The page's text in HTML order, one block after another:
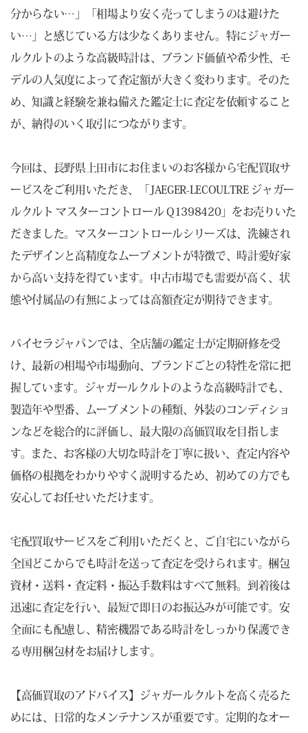
分からない…」「相場より安く売ってしまうのは避けた
い…」と感じている方は少なくありません。特にジャガー
ルクルトのような高級時計は、ブランド価値や希少性、モ
デルの人気度によって査定額が大きく変わります。そのた
め、知識と経験を兼ね備えた鑑定士に査定を依頼すること
が、納得のいく取引につながります。
今回は、長野県上田市にお住まいのお客様から宅配買取サ
ービスをご利用いただき、「JAEGER-LECOULTRE ジャガー
ルクルト マスターコントロール Q1398420」をお売りいた
だきました。マスターコントロールシリーズは、洗練され
たデザインと高精度なムーブメントが特徴で、時計愛好家
から高い支持を得ています。中古市場でも需要が高く、状
態や付属品の有無によっては高額査定が期待できます。
バイセラジャパンでは、全店舗の鑑定士が定期研修を受
け、最新の相場や市場動向、ブランドごとの特性を常に把
握しています。ジャガールクルトのような高級時計でも、
製造年や型番、ムーブメントの種類、外装のコンディショ
ンなどを総合的に評価し、最大限の高価買取を目指しま
す。また、お客様の大切な時計を丁寧に扱い、査定内容や
価格の根拠をわかりやすく説明するため、初めての方でも
安心してお任せいただけます。
宅配買取サービスをご利用いただくと、ご自宅にいながら
全国どこからでも時計を送って査定を受けられます。梱包
資材・送料・査定料・振込手数料はすべて無料。到着後は
迅速に査定を行い、最短で即日のお振込みが可能です。安
全面にも配慮し、精密機器である時計をしっかり保護でき
る専用梱包材をお届けします。
【高価買取のアドバイス】ジャガールクルトを高く売るた
めには、日常的なメンテナンスが重要です。定期的なオー